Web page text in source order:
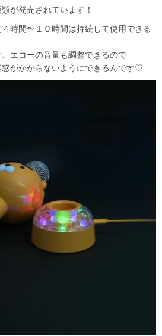
が発売されています！
時間〜１０時間は持続して使用できる
エコーの音量も調整できるので
がかからないようにできるんです♡